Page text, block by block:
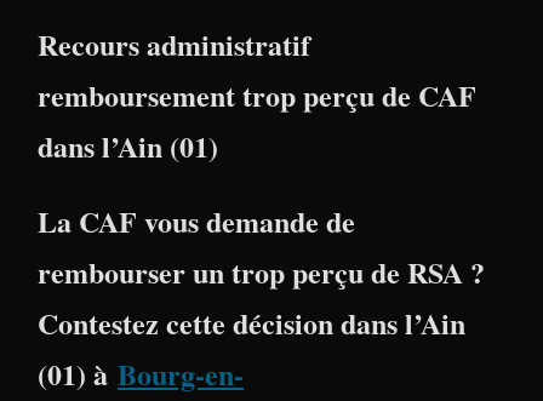
Recours administratif
remboursement trop perçu de CAF
dans l’Ain (01)
La CAF vous demande de
rembourser un trop perçu de RSA ?
Contestez cette décision dans l’Ain
(01) à Bourg-en-